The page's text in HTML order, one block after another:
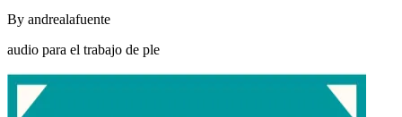
By andrealafuente
audio para el trabajo de ple